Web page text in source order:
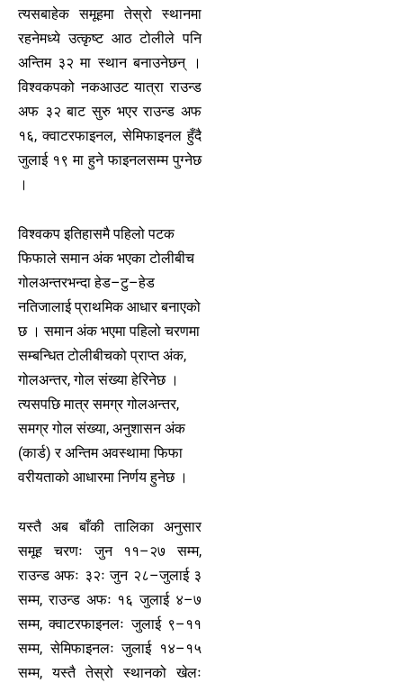
त्यसबाहेक समूहमा तेस्रो स्थानमा
रहनेमध्ये उत्कृष्ट आठ टोलीले पनि
अन्तिम ३२ मा स्थान बनाउनेछन् ।
विश्वकपको नकआउट यात्रा राउन्ड
अफ ३२ बाट सुरु भएर राउन्ड अफ
१६, क्वाटरफाइनल, सेमिफाइनल हुँदै
जुलाई १९ मा हुने फाइनलसम्म पुग्नेछ
।
विश्वकप इतिहासमै पहिलो पटक
फिफाले समान अंक भएका टोलीबीच
गोलअन्तरभन्दा हेड–टु–हेड
नतिजालाई प्राथमिक आधार बनाएको
छ । समान अंक भएमा पहिलो चरणमा
सम्बन्धित टोलीबीचको प्राप्त अंक,
गोलअन्तर, गोल संख्या हेरिनेछ ।
त्यसपछि मात्र समग्र गोलअन्तर,
समग्र गोल संख्या, अनुशासन अंक
(कार्ड) र अन्तिम अवस्थामा फिफा
वरीयताको आधारमा निर्णय हुनेछ ।
यस्तै अब बाँकी तालिका अनुसार
समूह चरणः जुन ११–२७ सम्म,
राउन्ड अफः ३२ः जुन २८–जुलाई ३
सम्म, राउन्ड अफः १६ जुलाई ४–७
सम्म, क्वाटरफाइनलः जुलाई ९–११
सम्म, सेमिफाइनलः जुलाई १४–१५
सम्म, यस्तै तेस्रो स्थानको खेलः